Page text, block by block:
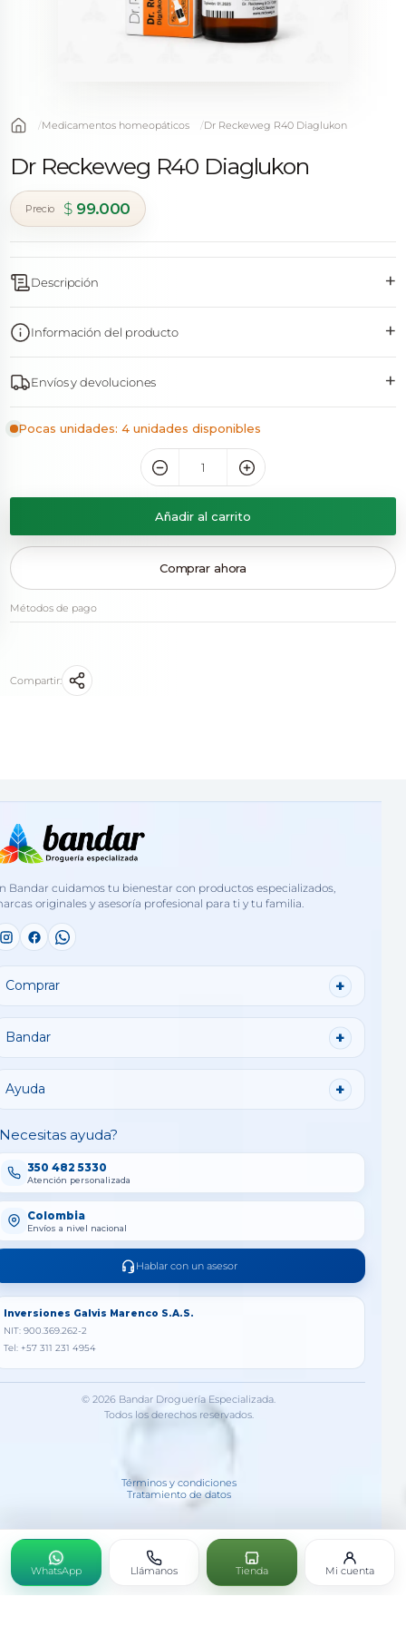
Medicamentos homeopáticos Dr Reckeweg R40 Diaglukon
Dr Reckeweg R40 Diaglukon
$99.000
Descripción +
Información del producto +
Envíos y devoluciones +
Pocas unidades: 4 unidades disponibles
Añadir al carrito
Comprar ahora
Métodos de pago
Compartir:
Bandar cuidamos tu bienestar con productos especializados,
originales y asesoría profesional para ti y tu familia.
Comprar
Bandar
Ayuda
ayuda?
350 482 5330
Atención personalizada
Colombia
Envíos a nivel nacional
Hablar con un asesor
Inversiones Galvis Marenco S.A.S.
NIT: 900.369.262-2
Tel: +57 311 231 4954
© 2026 Bandar Droguería Especializada.
Todos los derechos reservados.
Términos y condiciones
Tratamiento de datos
WhatsApp Llámanos Tienda Mi cuenta